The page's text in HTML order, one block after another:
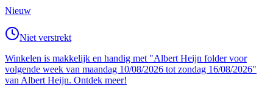
Nieuw
Niet verstrekt
Winkelen is makkelijk en handig met "Albert Heijn folder voor
volgende week van maandag 10/08/2026 tot zondag 16/08/2026"
van Albert Heijn. Ontdek meer!